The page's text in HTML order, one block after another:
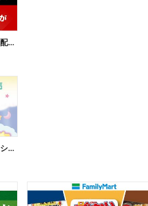
【おトク】お店で使えるクーポン配信中
【ファミマオンライン先行販売】シルバニアファミリー